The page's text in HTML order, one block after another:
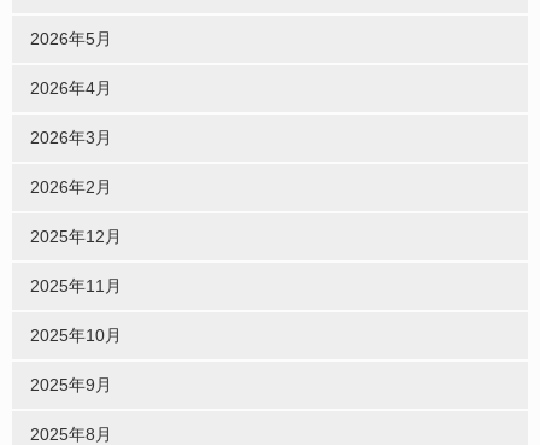
2026年5月
2026年4月
2026年3月
2026年2月
2025年12月
2025年11月
2025年10月
2025年9月
2025年8月